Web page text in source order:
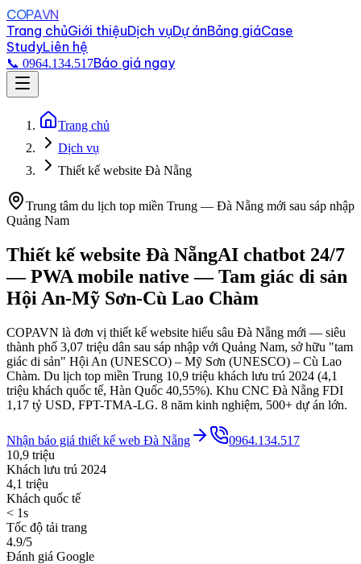
COPAVN
Trang chủGiới thiệuDịch vụDự ánBảng giáCase
StudyLiên hệ
📞 0964.134.517Báo giá ngay
Trang chủ
Dịch vụ
Thiết kế website Đà Nẵng
Trung tâm du lịch top miền Trung — Đà Nẵng mới sau sáp nhập
Quảng Nam
Thiết kế website Đà NẵngAI chatbot 24/7
— PWA mobile native — Tam giác di sản
Hội An-Mỹ Sơn-Cù Lao Chàm
COPAVN là đơn vị thiết kế website hiểu sâu Đà Nẵng mới — siêu
thành phố 3,07 triệu dân sau sáp nhập với Quảng Nam, sở hữu "tam
giác di sản" Hội An (UNESCO) – Mỹ Sơn (UNESCO) – Cù Lao
Chàm. Du lịch top miền Trung 10,9 triệu khách lưu trú 2024 (4,1
triệu khách quốc tế, Hàn Quốc 40,55%). Khu CNC Đà Nẵng FDI
1,17 tỷ USD, FPT-TMA-LG. 8 năm kinh nghiệm, 500+ dự án lớn.
Nhận báo giá thiết kế web Đà Nẵng
0964.134.517
10,9 triệu
Khách lưu trú 2024
4,1 triệu
Khách quốc tế
< 1s
Tốc độ tải trang
4.9/5
Đánh giá Google